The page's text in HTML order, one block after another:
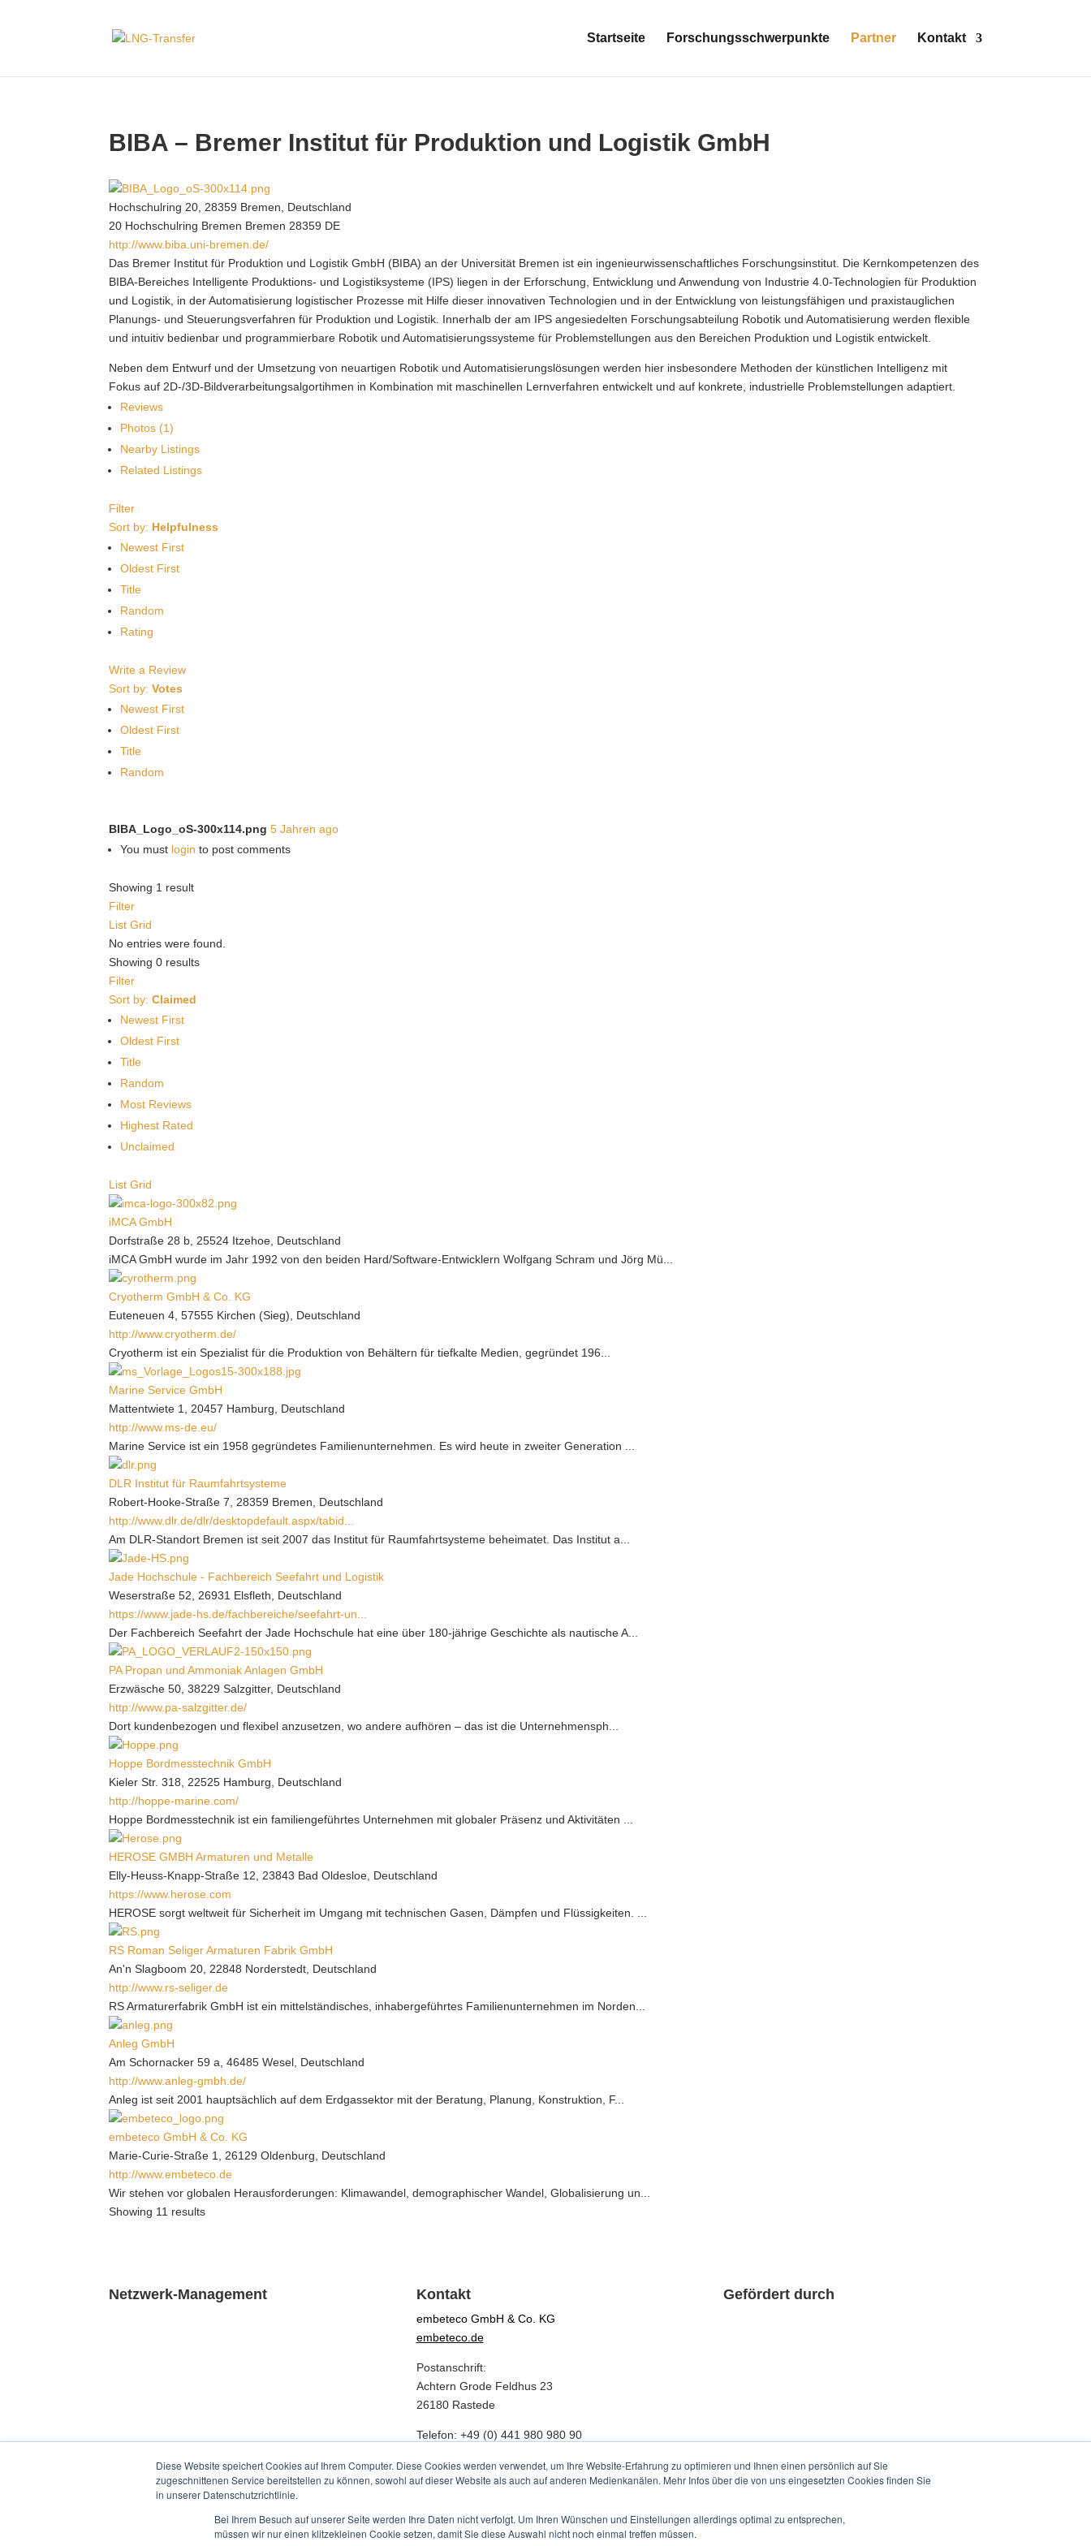
Diese Website speichert Cookies auf Ihrem Computer. Diese Cookies werden verwendet, um Ihre Website-Erfahrung zu optimieren und Ihnen einen persönlich auf Sie
zugeschnittenen Service bereitstellen zu können, sowohl auf dieser Website als auch auf anderen Medienkanälen. Mehr Infos über die von uns eingesetzten Cookies finden Sie
in unserer Datenschutzrichtlinie.
Bei Ihrem Besuch auf unserer Seite werden Ihre Daten nicht verfolgt. Um Ihren Wünschen und Einstellungen allerdings optimal zu entsprechen,
müssen wir nur einen klitzekleinen Cookie setzen, damit Sie diese Auswahl nicht noch einmal treffen müssen.
Startseite Forschungsschwerpunkte Partner Kontakt
BIBA – Bremer Institut für Produktion und Logistik GmbH
Hochschulring 20, 28359 Bremen, Deutschland
20 Hochschulring Bremen Bremen 28359 DE
http://www.biba.uni-bremen.de/
Das Bremer Institut für Produktion und Logistik GmbH (BIBA) an der Universität Bremen ist ein ingenieurwissenschaftliches Forschungsinstitut. Die Kernkompetenzen des
BIBA-Bereiches Intelligente Produktions- und Logistiksysteme (IPS) liegen in der Erforschung, Entwicklung und Anwendung von Industrie 4.0-Technologien für Produktion
und Logistik, in der Automatisierung logistischer Prozesse mit Hilfe dieser innovativen Technologien und in der Entwicklung von leistungsfähigen und praxistauglichen
Planungs- und Steuerungsverfahren für Produktion und Logistik. Innerhalb der am IPS angesiedelten Forschungsabteilung Robotik und Automatisierung werden flexible
und intuitiv bedienbar und programmierbare Robotik und Automatisierungssysteme für Problemstellungen aus den Bereichen Produktion und Logistik entwickelt.
Neben dem Entwurf und der Umsetzung von neuartigen Robotik und Automatisierungslösungen werden hier insbesondere Methoden der künstlichen Intelligenz mit
Fokus auf 2D-/3D-Bildverarbeitungsalgortihmen in Kombination mit maschinellen Lernverfahren entwickelt und auf konkrete, industrielle Problemstellungen adaptiert.
Reviews
Photos (1)
Nearby Listings
Related Listings
Filter
Sort by: Helpfulness
Newest First
Oldest First
Title
Random
Rating
Write a Review
Sort by:Votes
Newest First
Oldest First
Title
Random
BIBA_Logo_oS-300x114.png 5 Jahren ago
You must login to post comments
Showing 1 result
Filter
List Grid
No entries were found.
Showing 0 results
Filter
Sort by:Claimed
Newest First
Oldest First
Title
Random
Most Reviews
Highest Rated
Unclaimed
List Grid
iMCA GmbH
Dorfstraße 28 b, 25524 Itzehoe, Deutschland
iMCA GmbH wurde im Jahr 1992 von den beiden Hard/Software-Entwicklern Wolfgang Schram und Jörg Mü...
Cryotherm GmbH & Co. KG
Euteneuen 4, 57555 Kirchen (Sieg), Deutschland
http://www.cryotherm.de/
Cryotherm ist ein Spezialist für die Produktion von Behältern für tiefkalte Medien, gegründet 196...
Marine Service GmbH
Mattentwiete 1, 20457 Hamburg, Deutschland
http://www.ms-de.eu/
Marine Service ist ein 1958 gegründetes Familienunternehmen. Es wird heute in zweiter Generation ...
DLR Institut für Raumfahrtsysteme
Robert-Hooke-Straße 7, 28359 Bremen, Deutschland
http://www.dlr.de/dlr/desktopdefault.aspx/tabid...
Am DLR-Standort Bremen ist seit 2007 das Institut für Raumfahrtsysteme beheimatet. Das Institut a...
Jade Hochschule - Fachbereich Seefahrt und Logistik
Weserstraße 52, 26931 Elsfleth, Deutschland
https://www.jade-hs.de/fachbereiche/seefahrt-un...
Der Fachbereich Seefahrt der Jade Hochschule hat eine über 180-jährige Geschichte als nautische A...
PA Propan und Ammoniak Anlagen GmbH
Erzwäsche 50, 38229 Salzgitter, Deutschland
http://www.pa-salzgitter.de/
Dort kundenbezogen und flexibel anzusetzen, wo andere aufhören – das ist die Unternehmensph...
Hoppe Bordmesstechnik GmbH
Kieler Str. 318, 22525 Hamburg, Deutschland
http://hoppe-marine.com/
Hoppe Bordmesstechnik ist ein familiengeführtes Unternehmen mit globaler Präsenz und Aktivitäten ...
HEROSE GMBH Armaturen und Metalle
Elly-Heuss-Knapp-Straße 12, 23843 Bad Oldesloe, Deutschland
https://www.herose.com
HEROSE sorgt weltweit für Sicherheit im Umgang mit technischen Gasen, Dämpfen und Flüssigkeiten. ...
RS Roman Seliger Armaturen Fabrik GmbH
An'n Slagboom 20, 22848 Norderstedt, Deutschland
http://www.rs-seliger.de
RS Armaturerfabrik GmbH ist ein mittelständisches, inhabergeführtes Familienunternehmen im Norden...
Anleg GmbH
Am Schornacker 59 a, 46485 Wesel, Deutschland
http://www.anleg-gmbh.de/
Anleg ist seit 2001 hauptsächlich auf dem Erdgassektor mit der Beratung, Planung, Konstruktion, F...
embeteco GmbH & Co. KG
Marie-Curie-Straße 1, 26129 Oldenburg, Deutschland
http://www.embeteco.de
Wir stehen vor globalen Herausforderungen: Klimawandel, demographischer Wandel, Globalisierung un...
Showing 11 results
Netzwerk-Management Kontakt
embeteco GmbH & Co. KG
embeteco.de
Postanschrift:
Achtern Grode Feldhus 23
26180 Rastede
Telefon: +49 (0) 441 980 980 90
E-Mail: info@embeteco.de
Gefördert durch
©embeteco GmbH & Co. KG|Impressum| Datenschutz